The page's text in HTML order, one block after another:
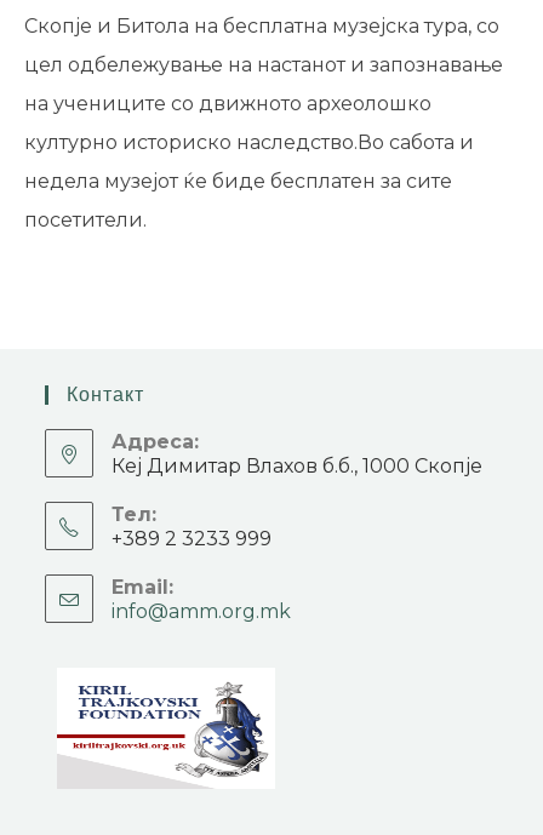
Скопје и Битола на бесплатна музејска тура, со
цел одбележување на настанот и запознавање
на учениците со движното археолошко
културно историско наследство.Во сабота и
недела музејот ќе биде бесплатен за сите
посетители.
Контакт
Адреса:
Кеј Димитар Влахов б.б., 1000 Скопје
Тел:
+389 2 3233 999
Email:
info@amm.org.mk